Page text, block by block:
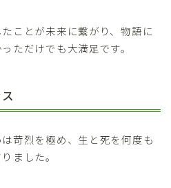
ことが未来に繋がり、物語に
ただけでも大満足です。
苛烈を極め、生と死を何度も
ました。